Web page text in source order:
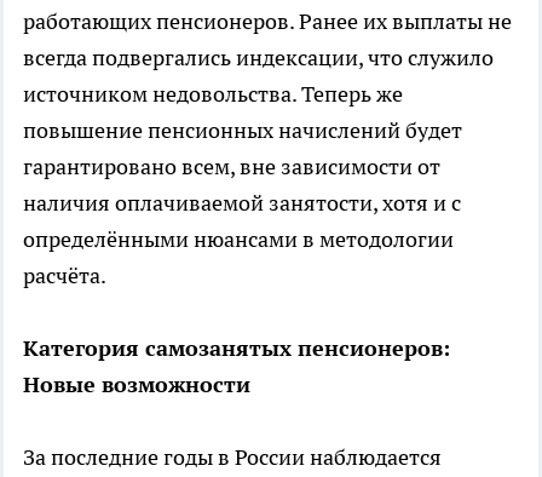
работающих пенсионеров. Ранее их выплаты не
всегда подвергались индексации, что служило
источником недовольства. Теперь же
повышение пенсионных начислений будет
гарантировано всем, вне зависимости от
наличия оплачиваемой занятости, хотя и с
определёнными нюансами в методологии
расчёта.
Категория самозанятых пенсионеров:
Новые возможности
За последние годы в России наблюдается